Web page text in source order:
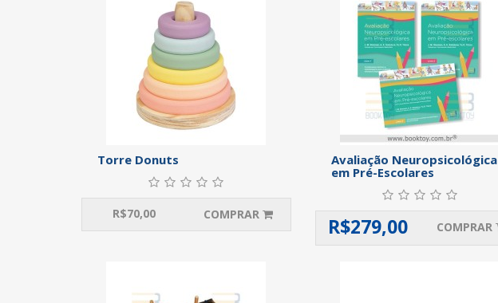
Torre Donuts
R$70,00 COMPRAR
Avaliação Neuropsicológica
em Pré-Escolares
R$279,00 COMPRAR